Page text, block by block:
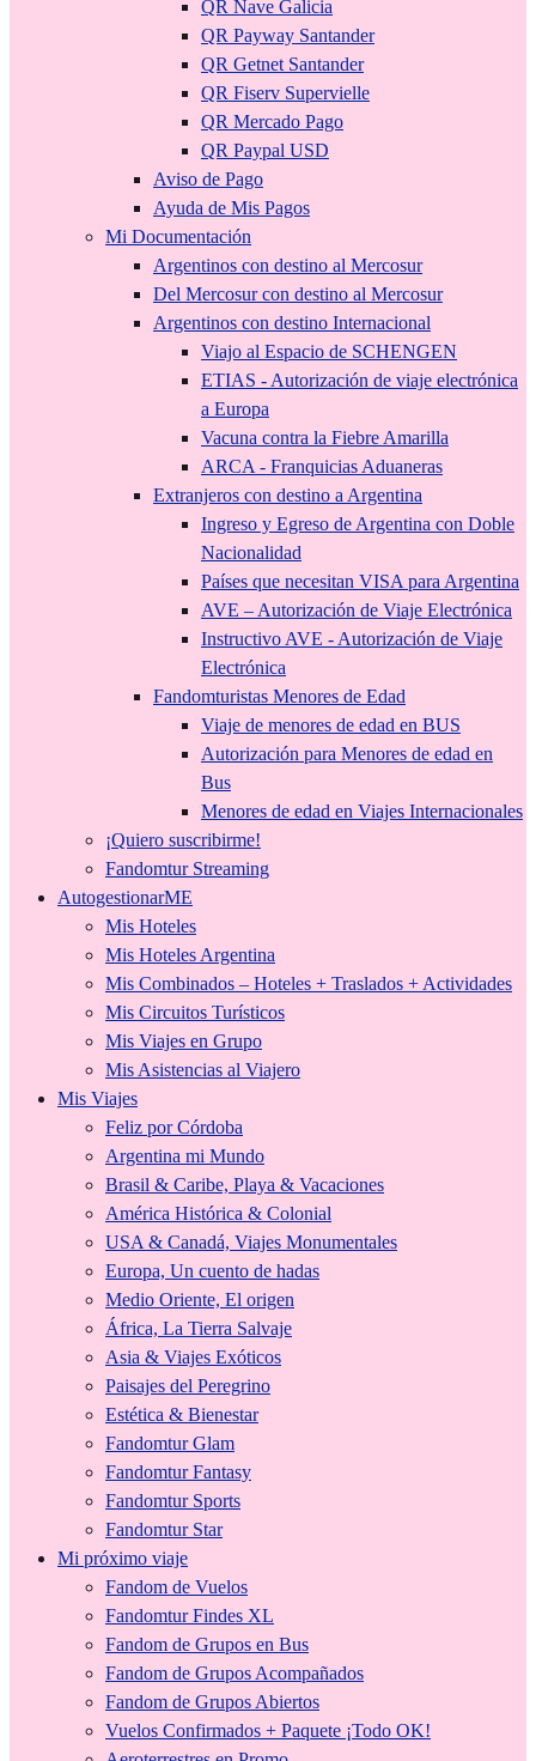
QR Nave Galicia
QR Payway Santander
QR Getnet Santander
QR Fiserv Supervielle
QR Mercado Pago
QR Paypal USD
Aviso de Pago
Ayuda de Mis Pagos
Mi Documentación
Argentinos con destino al Mercosur
Del Mercosur con destino al Mercosur
Argentinos con destino Internacional
Viajo al Espacio de SCHENGEN
ETIAS - Autorización de viaje electrónica
a Europa
Vacuna contra la Fiebre Amarilla
ARCA - Franquicias Aduaneras
Extranjeros con destino a Argentina
Ingreso y Egreso de Argentina con Doble
Nacionalidad
Países que necesitan VISA para Argentina
AVE – Autorización de Viaje Electrónica
Instructivo AVE - Autorización de Viaje
Electrónica
Fandomturistas Menores de Edad
Viaje de menores de edad en BUS
Autorización para Menores de edad en
Bus
Menores de edad en Viajes Internacionales
¡Quiero suscribirme!
Fandomtur Streaming
AutogestionarME
Mis Hoteles
Mis Hoteles Argentina
Mis Combinados – Hoteles + Traslados + Actividades
Mis Circuitos Turísticos
Mis Viajes en Grupo
Mis Asistencias al Viajero
Mis Viajes
Feliz por Córdoba
Argentina mi Mundo
Brasil & Caribe, Playa & Vacaciones
América Histórica & Colonial
USA & Canadá, Viajes Monumentales
Europa, Un cuento de hadas
Medio Oriente, El origen
África, La Tierra Salvaje
Asia & Viajes Exóticos
Paisajes del Peregrino
Estética & Bienestar
Fandomtur Glam
Fandomtur Fantasy
Fandomtur Sports
Fandomtur Star
Mi próximo viaje
Fandom de Vuelos
Fandomtur Findes XL
Fandom de Grupos en Bus
Fandom de Grupos Acompañados
Fandom de Grupos Abiertos
Vuelos Confirmados + Paquete ¡Todo OK!